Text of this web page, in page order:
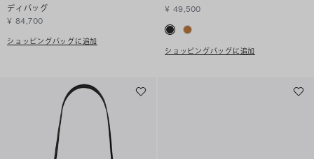
ディバッグ
¥ 84,700
ショッピングバッグに追加
¥ 49,500
ショッピングバッグに追加